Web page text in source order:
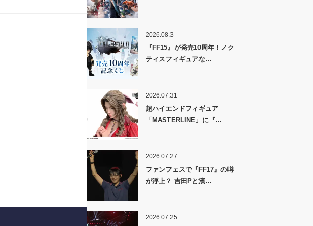
2026.08.3
『FF15』が発売10周年！ノク
ティスフィギュアな…
2026.07.31
超ハイエンドフィギュア
「MASTERLINE」に『…
2026.07.27
ファンフェスで『FF17』の噂
が浮上？ 吉田Pと濱…
2026.07.25